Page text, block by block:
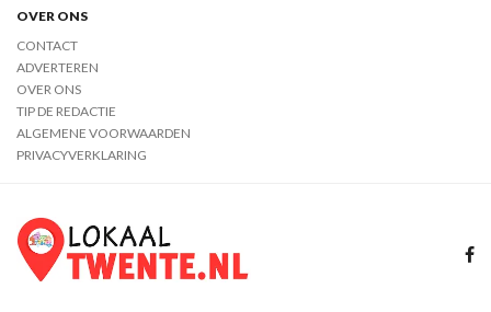
OVER ONS
CONTACT
ADVERTEREN
OVER ONS
TIP DE REDACTIE
ALGEMENE VOORWAARDEN
PRIVACYVERKLARING